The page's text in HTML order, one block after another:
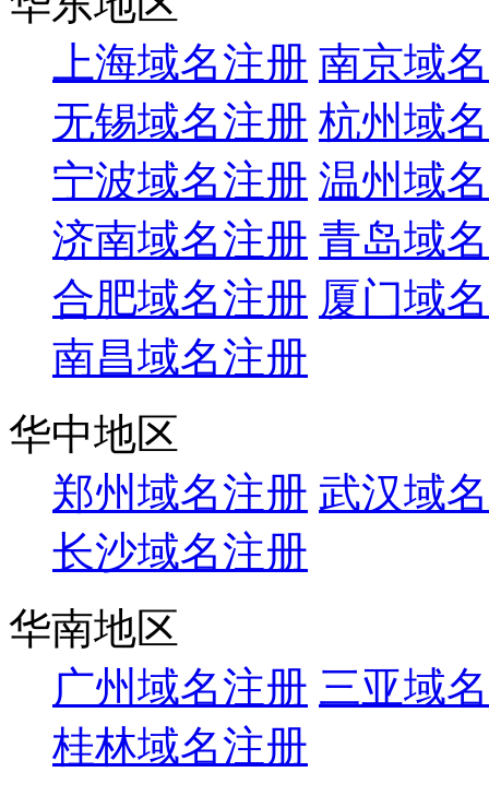
上海域名注册 南京域
无锡域名注册 杭州域
宁波域名注册 温州域
济南域名注册 青岛域
合肥域名注册 厦门域
南昌域名注册
华中地区
郑州域名注册 武汉域
长沙域名注册
华南地区
广州域名注册 三亚域
桂林域名注册